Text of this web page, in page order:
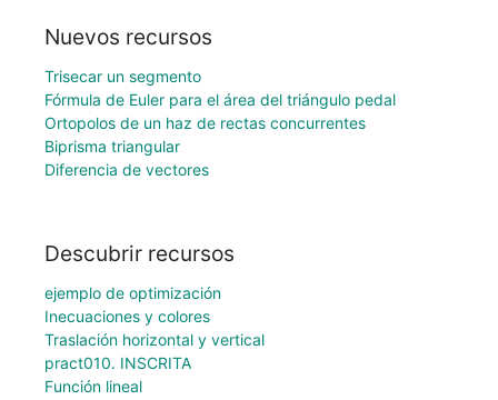
Nuevos recursos
Trisecar un segmento
Fórmula de Euler para el área del triángulo pedal
Ortopolos de un haz de rectas concurrentes
Biprisma triangular
Diferencia de vectores
Descubrir recursos
ejemplo de optimización
Inecuaciones y colores
Traslación horizontal y vertical
pract010. INSCRITA
Función lineal